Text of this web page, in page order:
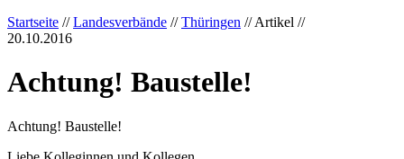
Startseite //Landesverbände //Thüringen // Artikel //
20.10.2016
Achtung! Baustelle!
Achtung! Baustelle!